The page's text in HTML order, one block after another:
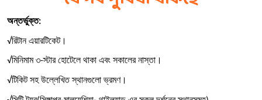
অন্তর্ভুক্ত:
√রিটান এয়ারটিকেট।
√মিনিমাম ৩-স্টার হোটেলে থাকা এবং সকালের নাস্তা।
√টিকিট সহ উল্লেখিত স্থানগুলো ভ্রমণ।